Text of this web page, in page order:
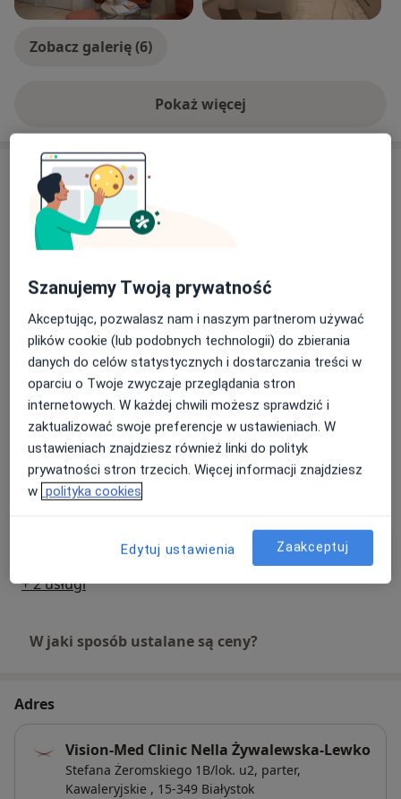
Zobacz galerię (6)
Pokaż więcejo doświadczeniu
Usługi i ceny
Konsultacja okulistyczna
300 zł Szczegóły
Badania okulistyczne
300 zł Szczegóły
Badanie GDX
200 zł Szczegóły Umów wizytę
Badanie OCT
Szczegóły Umów wizytę
Umów wizytę
+ 2 usługi
W jaki sposób ustalane są ceny?
Adres
Vision-Med Clinic Nella Żywalewska-Lewko
Stefana Żeromskiego 1B/lok. u2, parter,
Kawaleryjskie , 15-349 Białystok
Szanujemy Twoją prywatność
Akceptując, pozwalasz nam i naszym partnerom używać
plików cookie (lub podobnych technologii) do zbierania
danych do celów statystycznych i dostarczania treści w
oparciu o Twoje zwyczaje przeglądania stron
internetowych. W każdej chwili możesz sprawdzić i
zaktualizować swoje preferencje w ustawieniach. W
ustawieniach znajdziesz również linki do polityk
prywatności stron trzecich. Więcej informacji znajdziesz
w polityka cookies
Edytuj ustawienia Zaakceptuj